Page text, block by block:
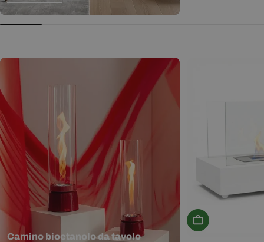
Camino bioetanolo da tavolo
Aggiungi Al